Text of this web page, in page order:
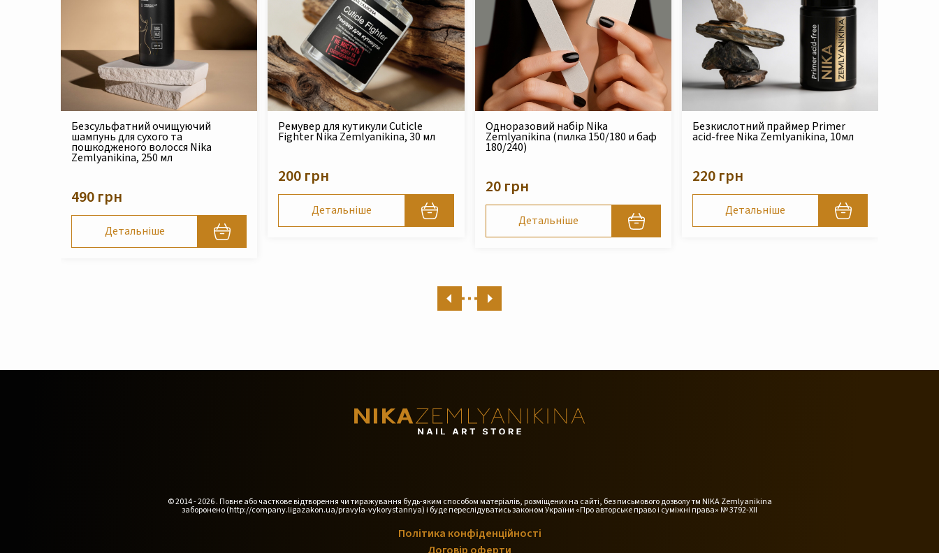
очищуючий
волосся Nika
Ремувер для кутикули Cuticle
Fighter Nika Zemlyanikina, 30 мл
Одноразовий набір Nika
Zemlyanikina (пилка 150/180 и баф
180/240)
Детальніше
Безкислотний праймер Primer
acid-free Nika Zemlyanikina, 10мл
Детальніше
Сироватка для жирної та
комбінованої шкіри Blemish Repair
Serum DermaFix Medi, 30 мл
Детальніше
© 2014 - 2026 . Повне або часткове відтворення чи тиражування будь-яким способом матеріалів, розміщених на сайті, без письмового дозволу тм NIKA Zemlyanikina
заборонено (http://company.ligazakon.ua/pravyla-vykorystannya) і буде переслідуватись законом України «Про авторське право і суміжні права» № 3792-XII
Політика конфіденційності